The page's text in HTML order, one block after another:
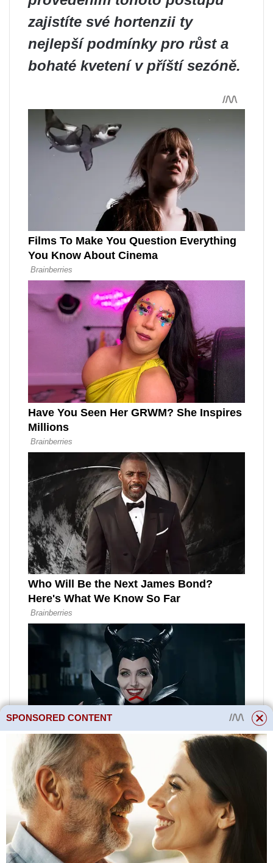
zajistíte své hortenzii ty
nejlepší podmínky pro růst a
bohaté kvetení v příští sezóně.
Online publikace New Hearth
Zakladatel Fashion Press LLC:
119435, Moskva, Bolshoy
SPONSORED CONTENT